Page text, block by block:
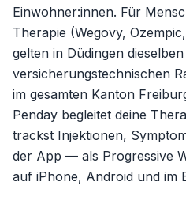
Einwohner:innen. Für
Therapie (Wegovy,
gelten in Düdingen
versicherungstechnischen
im gesamten Kanton
Penday begleitet deine
trackst Injektionen,
der App — als Progressive
auf iPhone, Android und im